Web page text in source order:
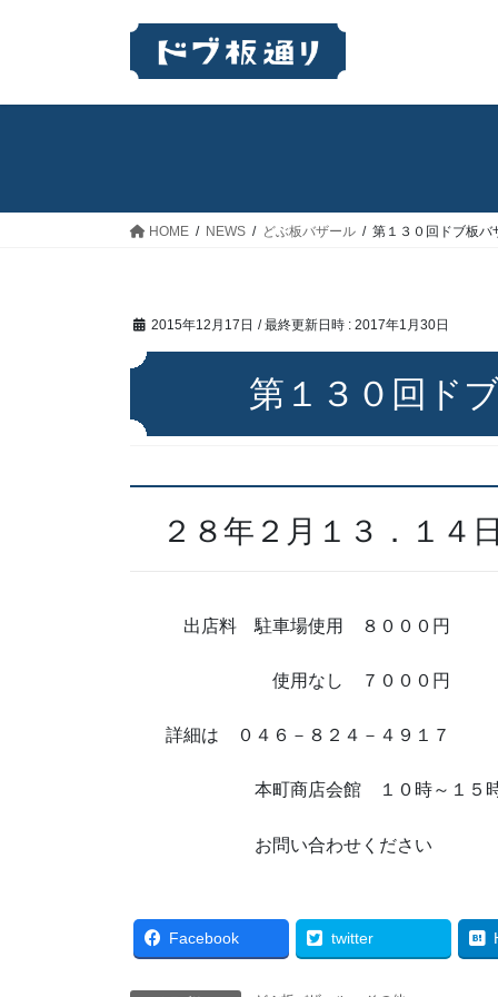
HOME NEWS どぶ板バザール 第１３０回ドブ板バ
2015年12月17日 / 最終更新日時 : 2017年1月30日
第１３０回ド
２８年２月１３．１４日
出店料 駐車場使用 ８０００円
使用なし ７０００円
詳細は ０４６－８２４－４９１７
本町商店会館 １０時～１５
お問い合わせください
Facebook twitter